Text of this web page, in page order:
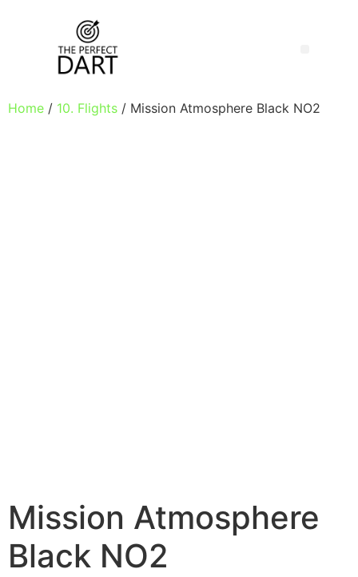
Home / 10. Flights / Mission Atmosphere Black NO2
Mission Atmosphere
Black NO2